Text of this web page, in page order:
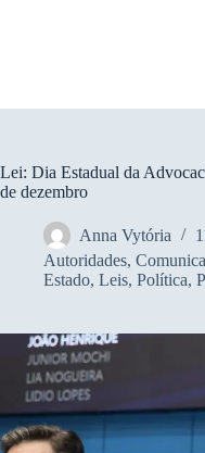
Lei: Dia Estadual da
de dezembro
Anna Vytória
Autoridades,
Estado, Leis, Política,